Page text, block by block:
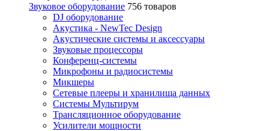
Звуковое оборудование 756 товаров
DJ оборудование
Акустика - NewTec Design
Акустические системы и аксессуары
Звуковые процессоры
Конференц-системы
Микрофоны и радиосистемы
Микшеры
Сетевые плееры и хранилища данных
Системы Мультирум
Трансляционное оборудование
Усилители мощности